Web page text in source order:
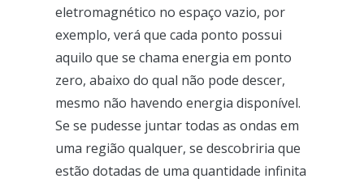
eletromagnético no espaço vazio, por
exemplo, verá que cada ponto possui
aquilo que se chama energia em ponto
zero, abaixo do qual não pode descer,
mesmo não havendo energia disponível.
Se se pudesse juntar todas as ondas em
uma região qualquer, se descobriria que
estão dotadas de uma quantidade infinita